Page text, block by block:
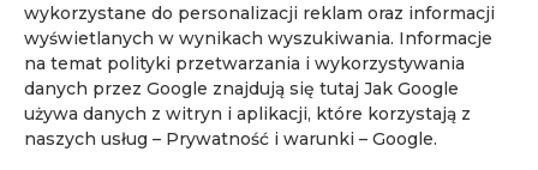
wykorzystane do personalizacji reklam oraz informacji
wyświetlanych w wynikach wyszukiwania. Informacje
na temat polityki przetwarzania i wykorzystywania
danych przez Google znajdują się tutaj Jak Google
używa danych z witryn i aplikacji, które korzystają z
naszych usług – Prywatność i warunki – Google.
lek. med. Piotr Korzeń
71. edycja kursu „Podstawy rezonansu
magnetycznego i mpMRI gruczołu krokowego
dla klinicystów”